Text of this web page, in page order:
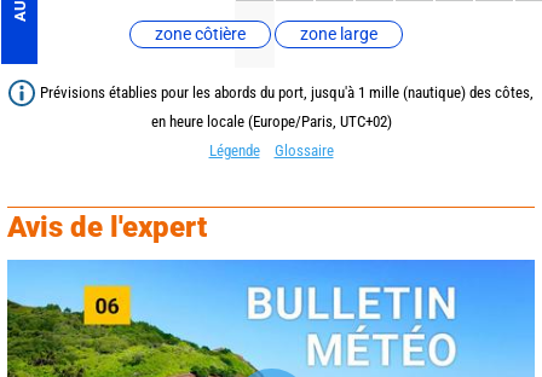
zone côtière zone large
Prévisions établies pour les abords du port, jusqu'à 1 mille (nautique) des côtes,
en heure locale (Europe/Paris, UTC+02)
Légende
Glossaire
Avis de l'expert